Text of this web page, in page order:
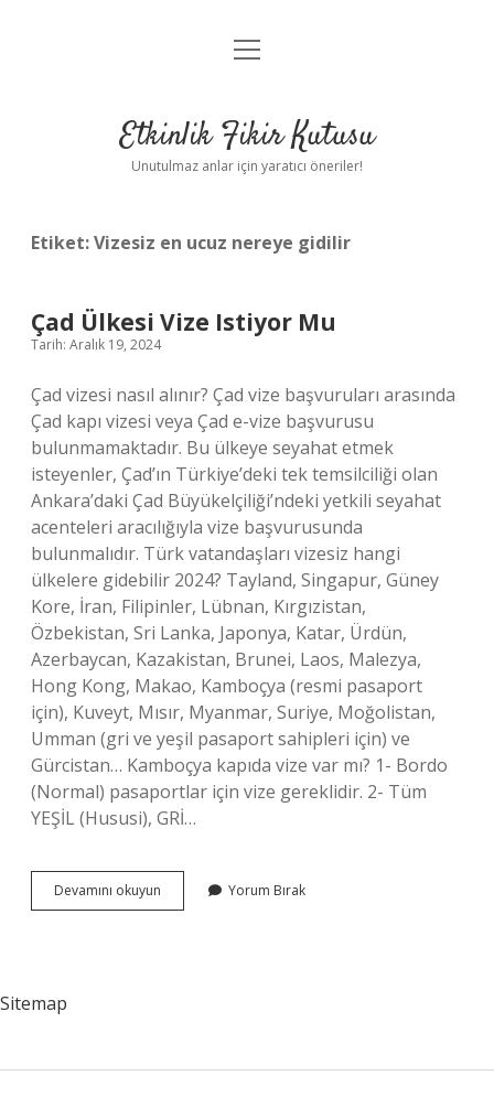
Anasayfa
Yasal Uyarı
menüyü
Etkinlik Fikir Kutusu
Unutulmaz anlar için yaratıcı öneriler!
Etiket:Vizesiz en ucuz nereye gidilir
Çad Ülkesi Vize Istiyor Mu
Tarih: Aralık 19, 2024
Çad vizesi nasıl alınır? Çad vize başvuruları arasında
Çad kapı vizesi veya Çad e-vize başvurusu
bulunmamaktadır. Bu ülkeye seyahat etmek
isteyenler, Çad’ın Türkiye’deki tek temsilciliği olan
Ankara’daki Çad Büyükelçiliği’ndeki yetkili seyahat
acenteleri aracılığıyla vize başvurusunda
bulunmalıdır. Türk vatandaşları vizesiz hangi
ülkelere gidebilir 2024? Tayland, Singapur, Güney
Kore, İran, Filipinler, Lübnan, Kırgızistan,
Özbekistan, Sri Lanka, Japonya, Katar, Ürdün,
Azerbaycan, Kazakistan, Brunei, Laos, Malezya,
Hong Kong, Makao, Kamboçya (resmi pasaport
için), Kuveyt, Mısır, Myanmar, Suriye, Moğolistan,
Umman (gri ve yeşil pasaport sahipleri için) ve
Gürcistan… Kamboçya kapıda vize var mı? 1- Bordo
(Normal) pasaportlar için vize gereklidir. 2- Tüm
YEŞİL (Hususi), GRİ…
Devamını okuyun
Ülkesi
Yorum Bırak
Sitemap